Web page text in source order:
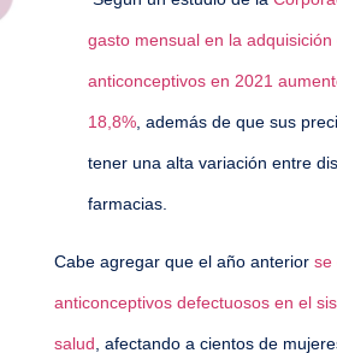
gasto mensual en la adquisición
anticonceptivos en 2021
18,8% , además de que sus
tener una alta variación entre
farmacias.
Cabe agregar que el año anterior se
anticonceptivos defectuosos en el
salud, afectando a cientos de